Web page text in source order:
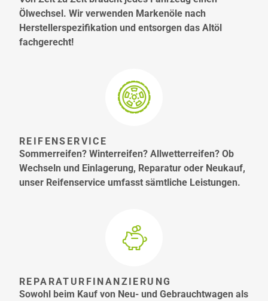
Ölwechsel. Wir verwenden Markenöle nach
Herstellerspezifikation und entsorgen das Altöl
fachgerecht!
REIFENSERVICE
Sommerreifen? Winterreifen? Allwetterreifen? Ob
Wechseln und Einlagerung, Reparatur oder Neukauf,
unser Reifenservice umfasst sämtliche Leistungen.
REPARATURFINANZIERUNG
Sowohl beim Kauf von Neu- und Gebrauchtwagen als